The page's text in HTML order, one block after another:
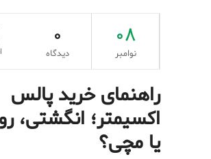
08
نوامبر
0
دیدگاه
راهنمای خرید پالس
اکسیمتر؛ انگشتی،
یا مچی؟